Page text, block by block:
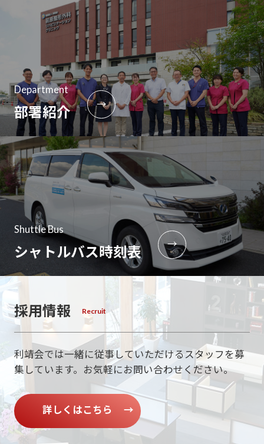
Department
部署紹介 →
Shuttle Bus
シャトルバス時刻表 →
採用情報
利靖会では一緒に従事していただけるスタッフを募
集しています。
お気軽にお問い合わせください。
詳しくはこちら →